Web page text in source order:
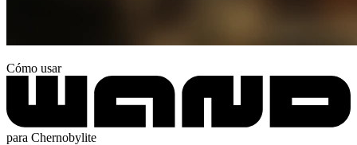
Cómo usar
para Chernobylite